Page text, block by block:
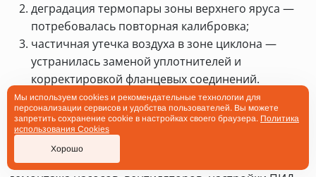
деградация термопары зоны верхнего яруса —
потребовалась повторная калибровка;
частичная утечка воздуха в зоне циклона —
устранилась заменой уплотнителей и
корректировкой фланцевых соединений.
Квалификация обслуживающего персонала —
средне-специальное или высшее техническое.
Обязателен вводный курс обучения у производителя
оборудования, включающий практику монтажа/
Мы используем cookies и рекомендательные технологии для
персонализации сервисов и удобства пользователей. Вы можете
запретить сохранение cookie в настройках своего браузера. Политика
использования Cookies
Хорошо